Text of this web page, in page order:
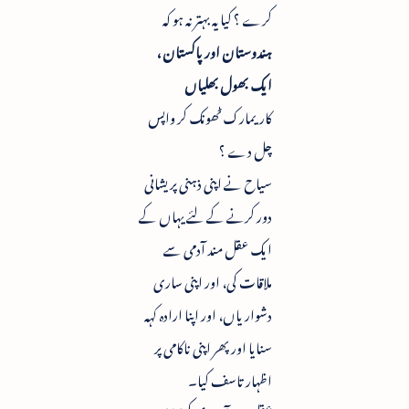
کرے ؟ کیا یہ بہتر نہ ہو کہ
ہندوستان اور پاکستان ،
ایک بھول بھلیاں
کاریمارک ٹھونک کر واپس
چل دے ؟
سیاح نے اپنی ذہنی پریشانی
دور کرنے کے لئے یہاں کے
ایک عقل مند آدمی سے
ملاقات کی، اور اپنی ساری
دشواریاں، اور اپنا ارادہ کہہ
سنایا اور پھر اپنی ناکامی پر
اظہار تاسف کیا۔